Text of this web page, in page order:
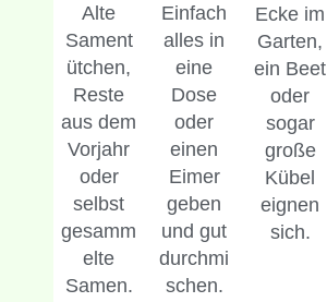
Alte
Sament
ütchen,
Reste
aus dem
Vorjahr
oder
selbst
gesamm
elte
Samen.
Einfach
alles in
eine
Dose
oder
einen
Eimer
geben
und gut
durchmi
schen.
Ecke im
Garten,
ein Beet
oder
sogar
große
Kübel
eignen
sich.